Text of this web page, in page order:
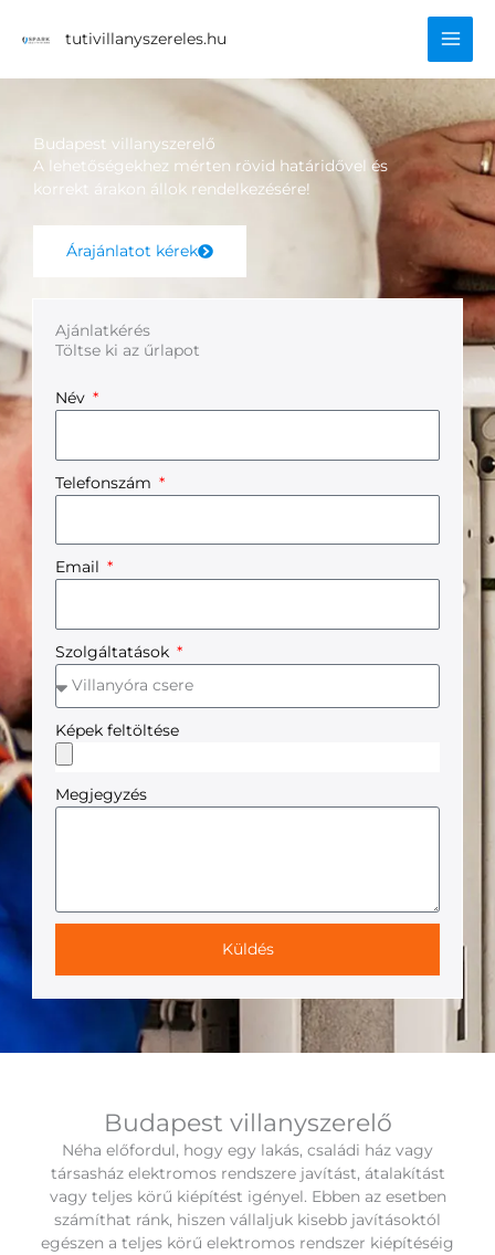
tutivillanyszereles.hu
Main
Budapest villanyszerelő
A lehetőségekhez mérten rövid határidővel és
korrekt árakon állok rendelkezésére!
Árajánlatot kérek
Ajánlatkérés
Töltse ki az űrlapot
Név
Telefonszám
Email
Szolgáltatások
Képek feltöltése
Megjegyzés
Küldés
Budapest villanyszerelő
Néha előfordul, hogy egy lakás, családi ház vagy
társasház elektromos rendszere javítást, átalakítást
vagy teljes körű kiépítést igényel. Ebben az esetben
számíthat ránk, hiszen vállaljuk kisebb javításoktól
egészen a teljes körű elektromos rendszer kiépítéséig